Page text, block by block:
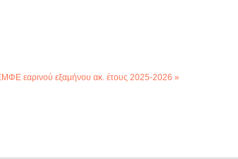
εαρινού εξαμήνου ακ. έτους 2025-2026 »